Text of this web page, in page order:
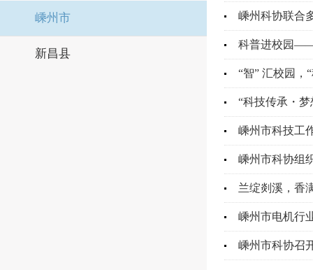
嵊州市
新昌县
嵊州科协联合
科普进校园
“智” 汇校园
“科技传承・
嵊州市科技工
嵊州市科协组
兰绽剡溪，香
嵊州市电机行
嵊州市科协召